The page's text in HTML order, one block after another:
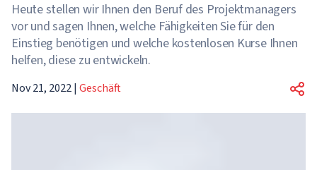
Heute stellen wir Ihnen den Beruf des Projektmanagers
vor und sagen Ihnen, welche Fähigkeiten Sie für den
Einstieg benötigen und welche kostenlosen Kurse Ihnen
helfen, diese zu entwickeln.
Nov 21, 2022| Geschäft